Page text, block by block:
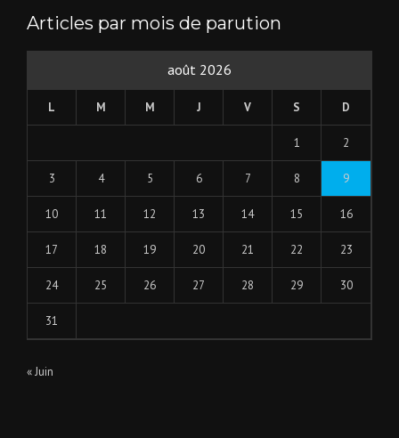
Articles par mois de parution
août 2026
L M M J V S D
1 2
3 4 5 6 7 8 9
10 11 12 13 14 15 16
17 18 19 20 21 22 23
24 25 26 27 28 29 30
31
« Juin